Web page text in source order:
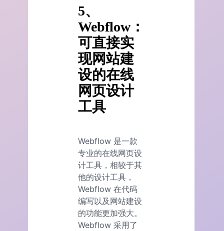
5、
Webflow：
可直接实
现网站建
设的在线
网页设计
工具
Webflow 是一款
专业的在线网页设
计工具，相较于其
他的设计工具，
Webflow 在代码
编写以及网站建设
的功能更加强大。
Webflow 采用了